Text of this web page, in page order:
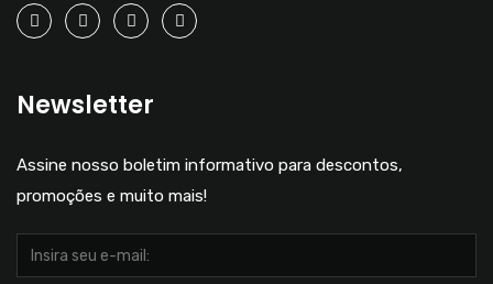
Newsletter
Assine nosso boletim informativo para descontos,
promoções e muito mais!